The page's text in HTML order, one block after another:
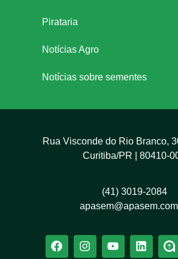
Pirataria
Notícias Agro
Notícias sobre sementes
Rua Visconde do Rio Branco,
Curitiba/PR | 80410-
(41) 3019-2084